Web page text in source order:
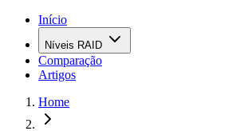
Início
Níveis RAID
Comparação
Artigos
Home